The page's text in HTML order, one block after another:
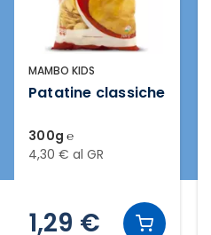
MAMBO KIDS
Patatine classiche
300g ℮
4,30 € al GR
1,29 €